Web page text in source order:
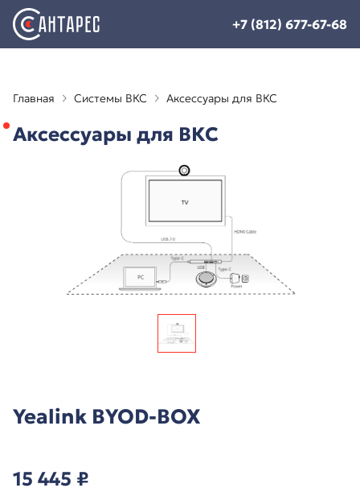
+7 (812) 677-67-68
Главная Системы ВКС Аксессуары для ВКС
Аксессуары для ВКС
Yealink BYOD-BOX
15 445 ₽